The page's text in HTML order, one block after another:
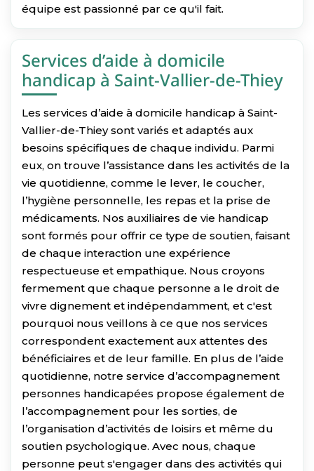
équipe est passionné par ce qu'il fait.
Services d’aide à domicile
handicap à Saint-Vallier-de-Thiey
Les services d’aide à domicile handicap à Saint-
Vallier-de-Thiey sont variés et adaptés aux
besoins spécifiques de chaque individu. Parmi
eux, on trouve l’assistance dans les activités de la
vie quotidienne, comme le lever, le coucher,
l’hygiène personnelle, les repas et la prise de
médicaments. Nos auxiliaires de vie handicap
sont formés pour offrir ce type de soutien, faisant
de chaque interaction une expérience
respectueuse et empathique. Nous croyons
fermement que chaque personne a le droit de
vivre dignement et indépendamment, et c'est
pourquoi nous veillons à ce que nos services
correspondent exactement aux attentes des
bénéficiaires et de leur famille. En plus de l’aide
quotidienne, notre service d’accompagnement
personnes handicapées propose également de
l’accompagnement pour les sorties, de
l’organisation d’activités de loisirs et même du
soutien psychologique. Avec nous, chaque
personne peut s'engager dans des activités qui